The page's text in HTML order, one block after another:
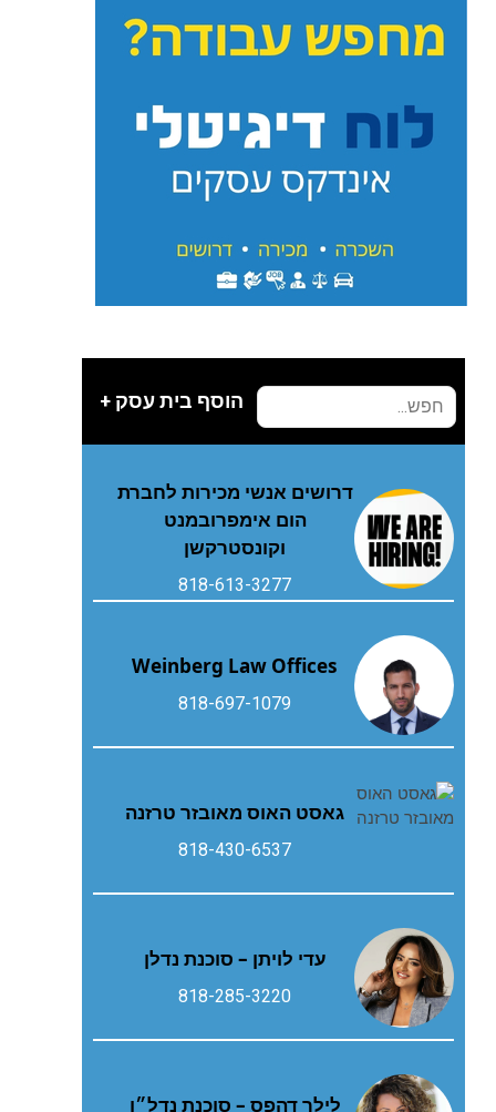
הוסף בית עסק +
דרושים אנשי מכירות לחברת
הום אימפרובמנט
וקונסטרקשן
818-613-3277
Weinberg Law Offices
818-697-1079
גאסט‭ ‬האוס‭ ‬מאובזר‭ ‬טרזנה
818-430-6537
עדי לויתן – סוכנת נדלן
818-285-3220
לילך דהפס – סוכנת נדל״ן